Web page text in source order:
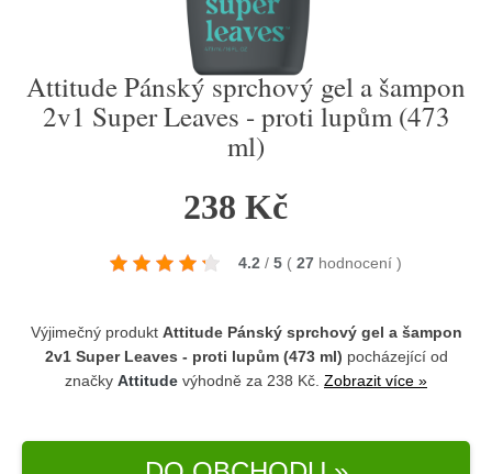
Attitude Pánský sprchový gel a šampon
2v1 Super Leaves - proti lupům (473
ml)
238 Kč
4.2 / 5 ( 27 hodnocení )
Výjimečný produkt Attitude Pánský sprchový gel a šampon
2v1 Super Leaves - proti lupům (473 ml) pocházející od
značky Attitude výhodně za 238 Kč. Zobrazit více »